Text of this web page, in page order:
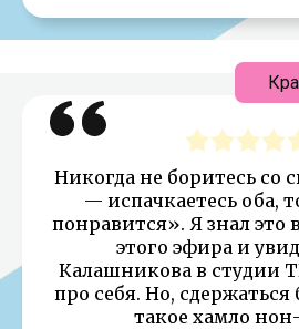
Никогда не боритесь со
— испачкаетесь оба,
понравится». Я знал это
этого эфира и
Калашникова в студии
про себя. Но,
такое хамло